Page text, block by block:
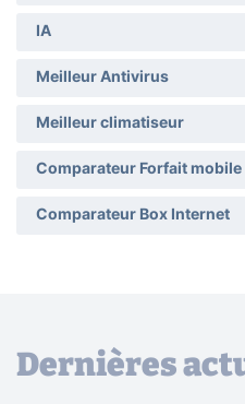
IA
Meilleur Antivirus
Meilleur climatiseur
Comparateur Forfait mobile
Comparateur Box Internet
Dernières